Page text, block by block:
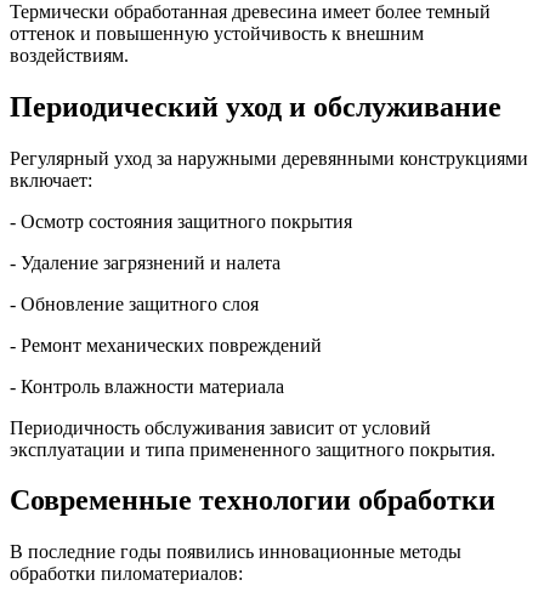
Термически обработанная древесина имеет более темный
оттенок и повышенную устойчивость к внешним
воздействиям.
Периодический уход и обслуживание
Регулярный уход за наружными деревянными конструкциями
включает:
- Осмотр состояния защитного покрытия
- Удаление загрязнений и налета
- Обновление защитного слоя
- Ремонт механических повреждений
- Контроль влажности материала
Периодичность обслуживания зависит от условий
эксплуатации и типа примененного защитного покрытия.
Современные технологии обработки
В последние годы появились инновационные методы
обработки пиломатериалов: